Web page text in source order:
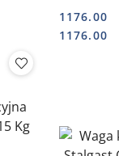
730152
Cena:
1176.00
Cena:
1176.00